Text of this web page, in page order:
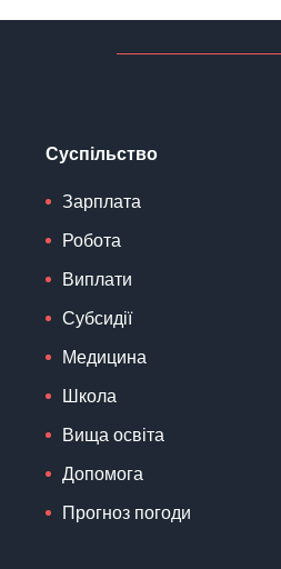
Суспільство
Зарплата
Робота
Виплати
Субсидії
Медицина
Школа
Вища освіта
Допомога
Прогноз погоди